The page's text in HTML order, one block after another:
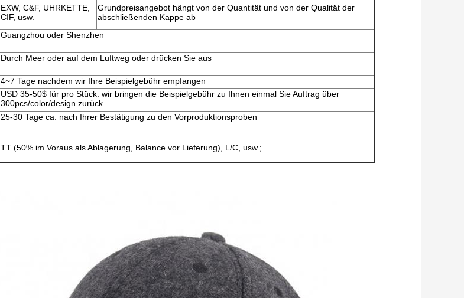
EXW, C&F, UHRKETTE,
CIF, usw.
Grundpreisangebot hängt von der Quantität und von der Qualität der
abschließenden Kappe ab
Guangzhou oder Shenzhen
Durch Meer oder auf dem Luftweg oder drücken Sie aus
4~7 Tage nachdem wir Ihre Beispielgebühr empfangen
USD 35-50$ für pro Stück. wir bringen die Beispielgebühr zu Ihnen einmal Sie Auftrag über
300pcs/color/design zurück
25-30 Tage ca. nach Ihrer Bestätigung zu den Vorproduktionsproben
TT (50% im Voraus als Ablagerung, Balance vor Lieferung), L/C, usw.;